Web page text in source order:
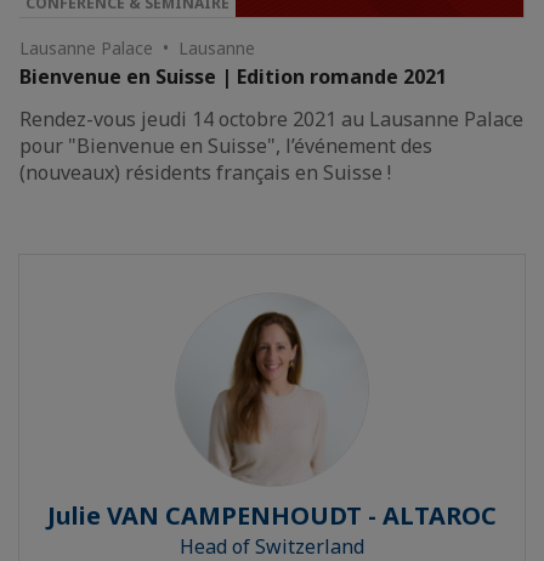
Lausanne Palace • Lausanne
Bienvenue en Suisse | Edition romande 2021
Rendez-vous jeudi 14 octobre 2021 au Lausanne Palace
pour "Bienvenue en Suisse", l’événement des
(nouveaux) résidents français en Suisse !
Julie VAN CAMPENHOUDT - ALTAROC
Head of Switzerland